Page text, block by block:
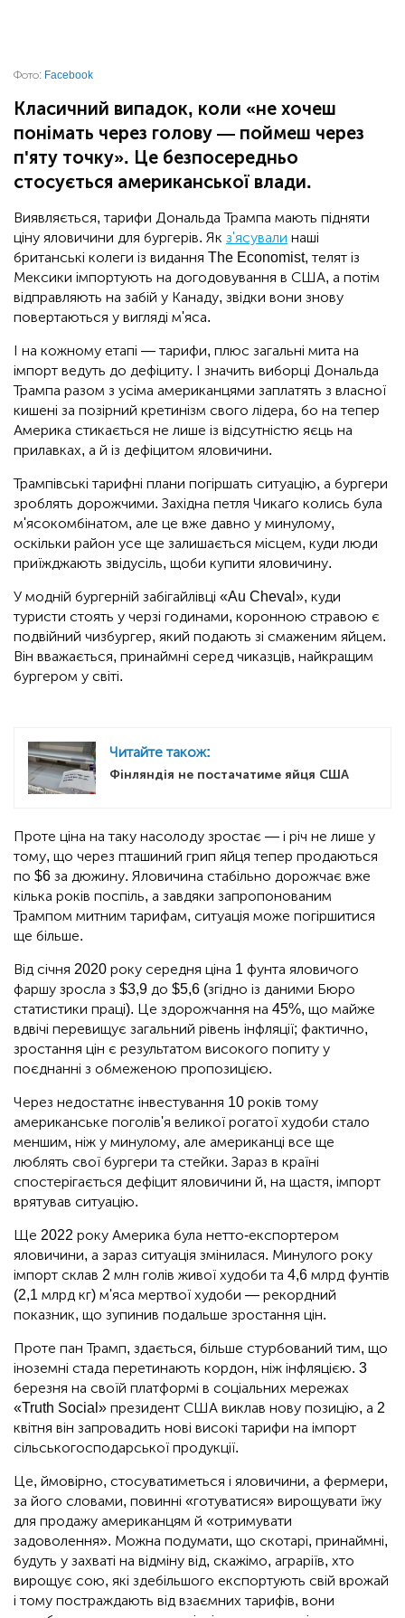
Фото: Facebook
Класичний випадок, коли «не хочеш
понімать через голову — поймеш через
п'яту точку». Це безпосередньо
стосується американської влади.
Виявляється, тарифи Дональда Трампа мають підняти
ціну яловичини для бургерів. Як з'ясували наші
британські колеги із видання The Economist, телят із
Мексики імпортують на догодовування в США, а потім
відправляють на забій у Канаду, звідки вони знову
повертаються у вигляді м'яса.
І на кожному етапі — тарифи, плюс загальні мита на
імпорт ведуть до дефіциту. І значить виборці Дональда
Трампа разом з усіма американцями заплатять з власної
кишені за позірний кретинізм свого лідера, бо на тепер
Америка стикається не лише із відсутністю яєць на
прилавках, а й із дефіцитом яловичини.
Трампівські тарифні плани погіршать ситуацію, а бургери
зроблять дорожчими. Західна петля Чикаґо колись була
м'ясокомбінатом, але це вже давно у минулому,
оскільки район усе ще залишається місцем, куди люди
приїжджають звідусіль, щоби купити яловичину.
У модній бургерній забігайлівці «Au Cheval», куди
туристи стоять у черзі годинами, коронною стравою є
подвійний чизбургер, який подають зі смаженим яйцем.
Він вважається, принаймні серед чиказців, найкращим
бургером у світі.
Читайте також:
Фінляндія не постачатиме яйця США
Проте ціна на таку насолоду зростає — і річ не лише у
тому, що через пташиний грип яйця тепер продаються
по $6 за дюжину. Яловичина стабільно дорожчає вже
кілька років поспіль, а завдяки запропонованим
Трампом митним тарифам, ситуація може погіршитися
ще більше.
Від січня 2020 року середня ціна 1 фунта яловичого
фаршу зросла з $3,9 до $5,6 (згідно із даними Бюро
статистики праці). Це здорожчання на 45%, що майже
вдвічі перевищує загальний рівень інфляції; фактично,
зростання цін є результатом високого попиту у
поєднанні з обмеженою пропозицією.
Через недостатнє інвестування 10 років тому
американське поголів'я великої рогатої худоби стало
меншим, ніж у минулому, але американці все ще
люблять свої бургери та стейки. Зараз в країні
спостерігається дефіцит яловичини й, на щастя, імпорт
врятував ситуацію.
Ще 2022 року Америка була нетто-експортером
яловичини, а зараз ситуація змінилася. Минулого року
імпорт склав 2 млн голів живої худоби та 4,6 млрд фунтів
(2,1 млрд кг) м'яса мертвої худоби — рекордний
показник, що зупинив подальше зростання цін.
Проте пан Трамп, здається, більше стурбований тим, що
іноземні стада перетинають кордон, ніж інфляцією. 3
березня на своїй платформі в соціальних мережах
«Truth Social» президент США виклав нову позицію, а 2
квітня він запровадить нові високі тарифи на імпорт
сільськогосподарської продукції.
Це, ймовірно, стосуватиметься і яловичини, а фермери,
за його словами, повинні «готуватися» вирощувати їжу
для продажу американцям й «отримувати
задоволення». Можна подумати, що скотарі, принаймні,
будуть у захваті на відміну від, скажімо, аграріїв, хто
вирощує сою, які здебільшого експортують свій врожай
і тому постраждають від взаємних тарифів, вони